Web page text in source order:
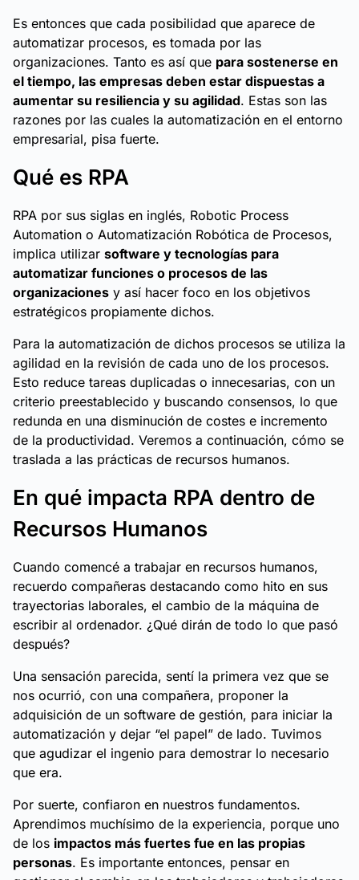
Es entonces que cada posibilidad que aparece de
automatizar procesos, es tomada por las
organizaciones. Tanto es así que para sostenerse en
el tiempo, las empresas deben estar dispuestas a
aumentar su resiliencia y su agilidad. Estas son las
razones por las cuales la automatización en el entorno
empresarial, pisa fuerte.
Qué es RPA
RPA por sus siglas en inglés, Robotic Process
Automation o Automatización Robótica de Procesos,
implica utilizar software y tecnologías para
automatizar funciones o procesos de las
organizaciones y así hacer foco en los objetivos
estratégicos propiamente dichos.
Para la automatización de dichos procesos se utiliza la
agilidad en la revisión de cada uno de los procesos.
Esto reduce tareas duplicadas o innecesarias, con un
criterio preestablecido y buscando consensos, lo que
redunda en una disminución de costes e incremento
de la productividad. Veremos a continuación, cómo se
traslada a las prácticas de recursos humanos.
En qué impacta RPA dentro de
Recursos Humanos
Cuando comencé a trabajar en recursos humanos,
recuerdo compañeras destacando como hito en sus
trayectorias laborales, el cambio de la máquina de
escribir al ordenador. ¿Qué dirán de todo lo que pasó
después?
Una sensación parecida, sentí la primera vez que se
nos ocurrió, con una compañera, proponer la
adquisición de un software de gestión, para iniciar la
automatización y dejar “el papel” de lado. Tuvimos
que agudizar el ingenio para demostrar lo necesario
que era.
Por suerte, confiaron en nuestros fundamentos.
Aprendimos muchísimo de la experiencia, porque uno
de los impactos más fuertes fue en las propias
personas. Es importante entonces, pensar en